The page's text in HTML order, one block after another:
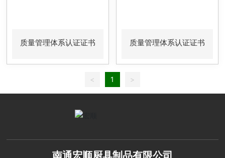
质量管理体系认证证书 质量管理体系认证证书
< 1 >
南通宏顺厨具制品有限公司